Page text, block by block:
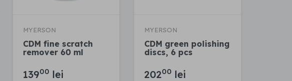
MYERSON
CDM fine scratch
remover 60 ml
13900 lei
MYERSON
CDM green polishing
discs, 6 pcs
20200 lei